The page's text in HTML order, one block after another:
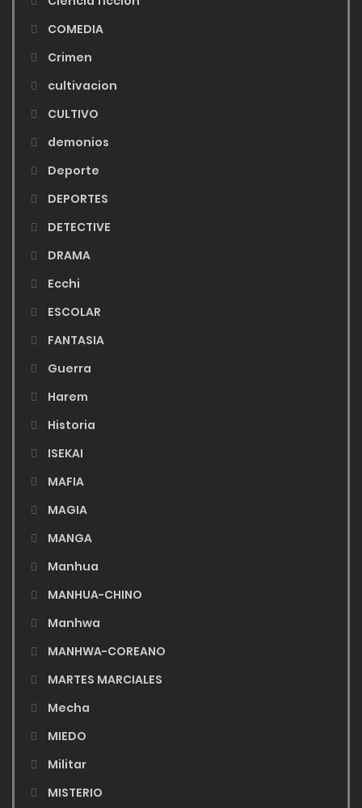
COMEDIA
Crimen
cultivacion
CULTIVO
demonios
Deporte
DEPORTES
DETECTIVE
DRAMA
Ecchi
ESCOLAR
FANTASIA
Guerra
Harem
Historia
ISEKAI
MAFIA
MAGIA
MANGA
Manhua
MANHUA-CHINO
Manhwa
MANHWA-COREANO
MARTES MARCIALES
Mecha
MIEDO
Militar
MISTERIO